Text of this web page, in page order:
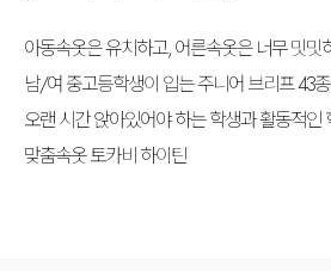
아동속옷은 유치하고, 어른속옷은 너무 밋밋
남/여 중고등학생이 입는 주니어 브리프 43종
오랜 시간 앉아있어야 하는 학생과 활동적인
맞춤속옷 토카비 하이틴